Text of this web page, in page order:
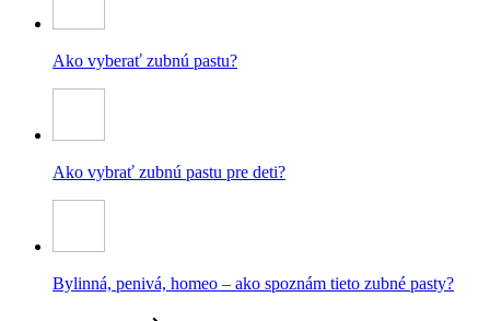
Ako vyberať zubnú pastu?
Ako vybrať zubnú pastu pre deti?
Bylinná, penivá, homeo – ako spoznám tieto zubné pasty?